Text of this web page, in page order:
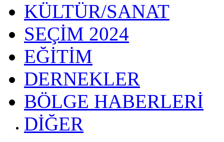
KÜLTÜR/SANAT
SEÇİM 2024
EĞİTİM
DERNEKLER
BÖLGE HABERLERİ
DİĞER